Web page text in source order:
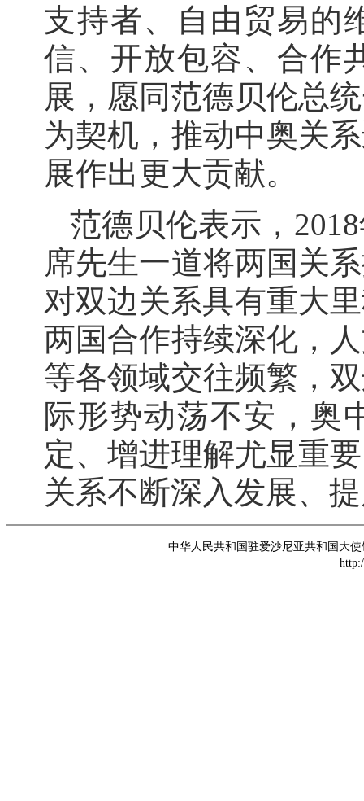
支持者、自由贸易的
信、开放包容、合作
展，愿同范德贝伦总
为契机，推动中奥关
展作出更大贡献。
范德贝伦表示，
席先生一道将两国关
对双边关系具有重大
两国合作持续深化，
等各领域交往频繁，
际形势动荡不安，奥
定、增进理解尤显重
关系不断深入发展、
中华人民共和国驻爱沙尼亚共和国大使